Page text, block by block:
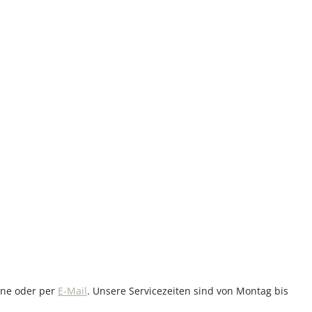
oder per E-Mail. Unsere Servicezeiten sind von Montag bis